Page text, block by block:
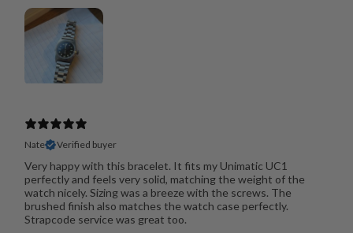
Nate Verified buyer
Very happy with this bracelet. It fits my Unimatic UC1
perfectly and feels very solid, matching the weight of the
watch nicely. Sizing was a breeze with the screws. The
brushed finish also matches the watch case perfectly.
Strapcode service was great too.